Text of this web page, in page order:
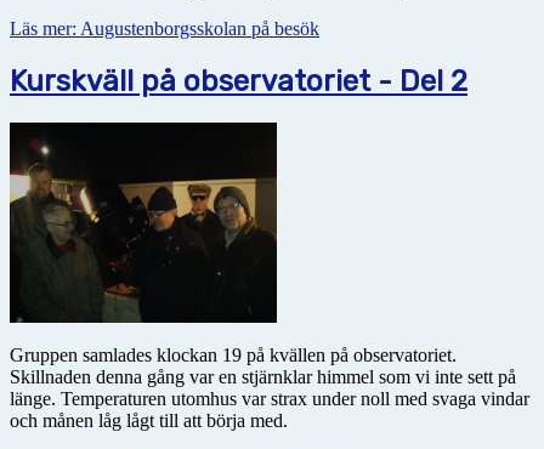
Läs mer: Augustenborgsskolan på besök
Kurskväll på observatoriet - Del 2
Gruppen samlades klockan 19 på kvällen på observatoriet.
Skillnaden denna gång var en stjärnklar himmel som vi inte sett på
länge. Temperaturen utomhus var strax under noll med svaga vindar
och månen låg lågt till att börja med.